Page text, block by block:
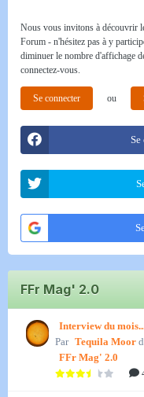
Nous vous invitons à découvrir
Forum - n'hésitez pas à y
diminuer le nombre d'affichage
connectez-vous.
Se connecter ou
Se
FFr Mag' 2.0
Interview du
Par Tequila Moor
FFr Mag' 2.0